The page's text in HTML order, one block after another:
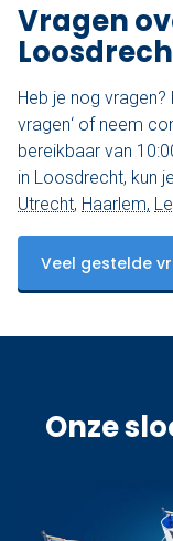
Vragen
Heb je nog vragen?
vragen‘ of neem
bereikbaar van
in Loosdrecht, kun
Utrecht, Haarlem,
Veel gestelde
Onze